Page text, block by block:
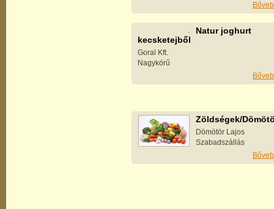
Natur joghurt
kecsketejből
Goral Kft.
Nagykörű
Zöldségek/
Dömötör Lajos
Szabadszállás